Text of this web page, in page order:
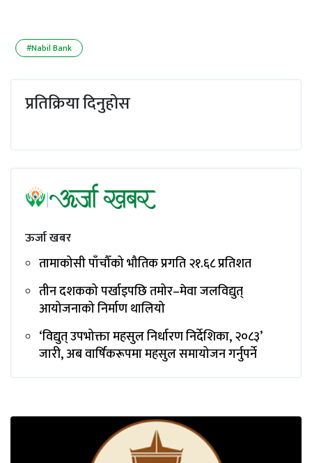
#Nabil Bank
प्रतिक्रिया दिनुहोस
ऊर्जा खबर
तामाकोसी पाँचौँको भौतिक प्रगति २१.६८ प्रतिशत
तीन दशकको पर्खाइपछि तमोर–मेवा जलविद्युत्
आयोजनाको निर्माण थालियो
‘विद्युत् उपभोक्ता महसुल निर्धारण निर्देशिका, २०८३’
जारी, अब वार्षिकरूपमा महसुल समायोजन गर्नुपर्ने